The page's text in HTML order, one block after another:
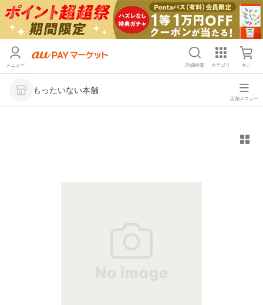
メニュー 詳細検索 カテゴリ かご
もったいない本舗
店舗メニュー